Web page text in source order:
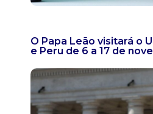
O Papa Leão visitará o
e Peru de 6 a 17 de